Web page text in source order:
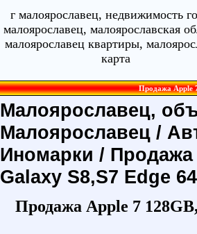
г малоярославец, недвижимость
малоярославец, малоярославская
малоярославец квартиры,
карта
Продажа Apple
Малоярославец,
Малоярославец /
Иномарки / Продажа
Galaxy S8,S7 Edge
Продажа Apple 7